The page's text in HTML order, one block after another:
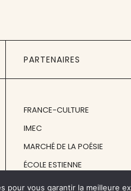
PARTENAIRES
FRANCE-CULTURE
IMEC
MARCHÉ DE LA POÉSIE
ÉCOLE ESTIENNE
pour vous garantir la meilleure